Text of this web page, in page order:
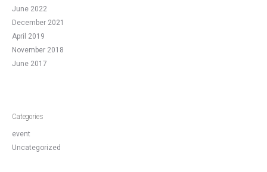
June 2022
December 2021
April 2019
November 2018
June 2017
Categories
event
Uncategorized